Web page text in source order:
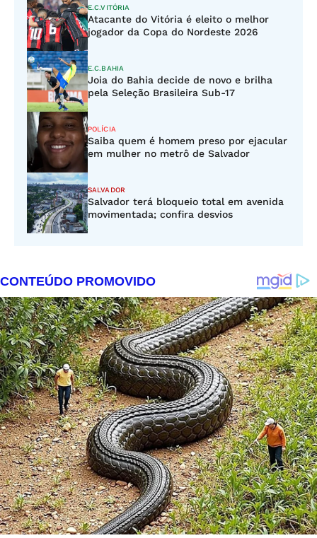
E.C.VITÓRIA
Atacante do Vitória é eleito o melhor
jogador da Copa do Nordeste 2026
E.C.BAHIA
Joia do Bahia decide de novo e brilha
pela Seleção Brasileira Sub-17
POLÍCIA
Saiba quem é homem preso por ejacular
em mulher no metrô de Salvador
SALVADOR
Salvador terá bloqueio total em avenida
movimentada; confira desvios